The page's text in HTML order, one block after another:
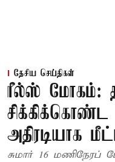
தேசிய செய்திகள்
ரீல்ஸ் மோகம்:
சிக்கிக்கொண்ட
அதிரடியாக
சுமார் 16 மணிநேரப்